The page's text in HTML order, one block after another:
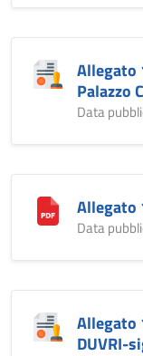
Allegato
Palazzo
Data
Allegato
Data
Allegato
DUVRI-